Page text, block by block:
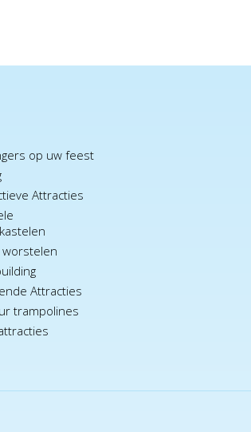
op uw feest
Attracties
worstelen
Attracties
trampolines